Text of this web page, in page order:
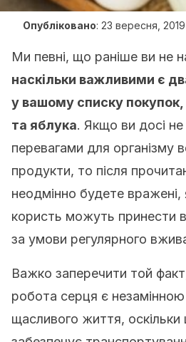
Опубліковано: 23 вересня,
Ми певні, що раніше ви не
наскільки важливими є
у вашому списку покупок,
та яблука. Якщо ви досі
перевагами для організму
продукти, то після
неодмінно будете вражені,
користь можуть принести
за умови регулярного
Важко заперечити той
робота серця є
щасливого життя, оскільки